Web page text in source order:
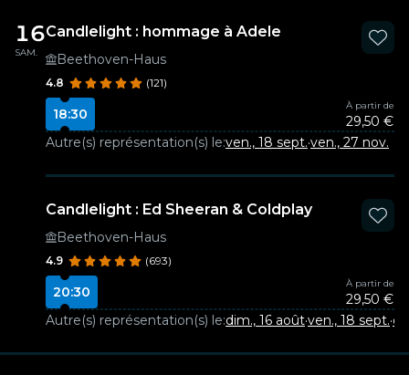
16
SAM.
Candlelight : hommage à Adele
Beethoven-Haus
4.8 (121)
18:30
À partir de
29,50 €
Autre(s) représentation(s) le:ven., 18 sept.·ven., 27 nov.
Candlelight : Ed Sheeran & Coldplay
Beethoven-Haus
4.9 (693)
20:30
À partir de
29,50 €
Autre(s) représentation(s) le:dim., 16 août·ven., 18 sept.·